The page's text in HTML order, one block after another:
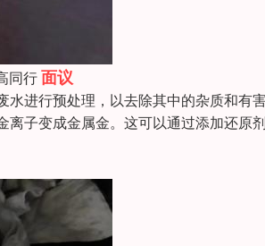
同行面议
水进行预处理，以去除其中的杂质和有
离子变成金属金。这可以通过添加还原